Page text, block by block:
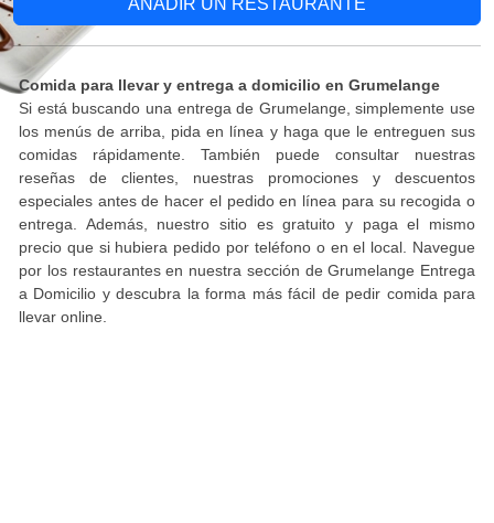
AÑADIR UN RESTAURANTE
Comida para llevar y entrega a domicilio en Grumelange
Si está buscando una entrega de Grumelange, simplemente use
los menús de arriba, pida en línea y haga que le entreguen sus
comidas rápidamente. También puede consultar nuestras
reseñas de clientes, nuestras promociones y descuentos
especiales antes de hacer el pedido en línea para su recogida o
entrega. Además, nuestro sitio es gratuito y paga el mismo
precio que si hubiera pedido por teléfono o en el local. Navegue
por los restaurantes en nuestra sección de Grumelange Entrega
a Domicilio y descubra la forma más fácil de pedir comida para
llevar online.